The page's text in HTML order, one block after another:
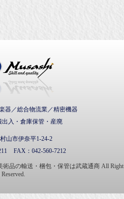
器／総合物流業／精密機器
出入・倉庫保管・産廃
山市伊奈平1-24-2
FAX： 042-560-7212
品の輸送・梱包・保管は武蔵通商 All Right
Reserved.